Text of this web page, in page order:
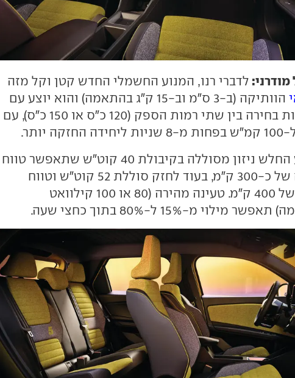
לדברי רנו, המנוע החשמלי החדש קטן וקל מזה
הוותיקה (ב-3 ס"מ וב-15 ק"ג בהתאמה) והוא יוצע עם
אפשרות בחירה בין שתי רמות הספק (120 כ"ס או 150 כ"ס), עם
יותר.
המנוע החלש ניזון מסוללה בקיבולת 40 קוט"ש שתאפשר טווח
נסיעה של כ-300 ק"מ, בעוד לחזק סוללת 52 קוט"ש וטווח
רשמי של 400 ק"מ. טעינה מהירה (80 או 100 קילוואט
מילוי מ-15% ל-80% בתוך כחצי שעה.